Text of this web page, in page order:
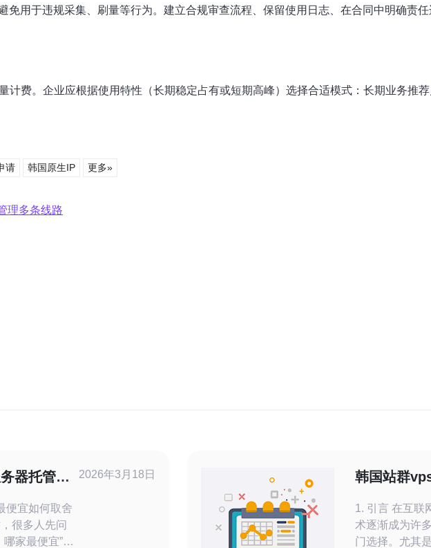
免用于违规采集、刷量等行为。建立合规审查流程、保留使用日志、在合同中明确责
计费。企业应根据使用特性（长期稳定占有或短期高峰）选择合适模式：长期业务推
请 韩国原生IP 更多»
理多条线路
器托管应
便宜如何取舍
很多人先问
家最便宜”。
2026年3月18日
韩国站群
1. 引言 在互联网的快速发展中，站群技
术逐渐成为许
门选择。尤其